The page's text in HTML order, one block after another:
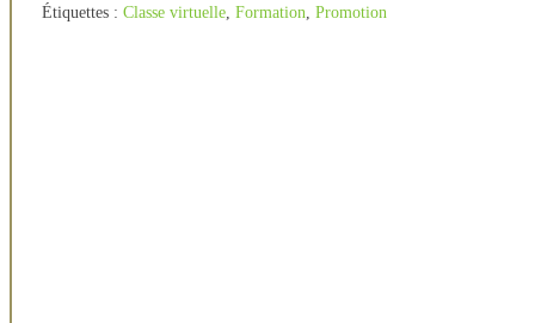
Étiquettes : Classe virtuelle Formation Promotion